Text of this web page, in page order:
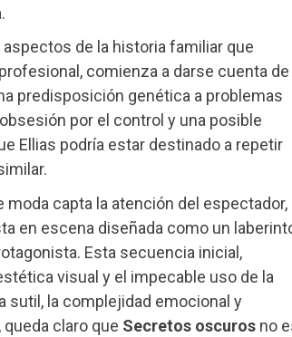
de la historia familiar que
comienza a darse cuenta de
predisposición genética a problemas
por el control y una posible
Ellias podría estar destinado a repetir
capta la atención del espectador,
en escena diseñada como un
Esta secuencia inicial,
visual y el impecable uso de la
sutil, la complejidad emocional y
claro que Secretos oscurosno